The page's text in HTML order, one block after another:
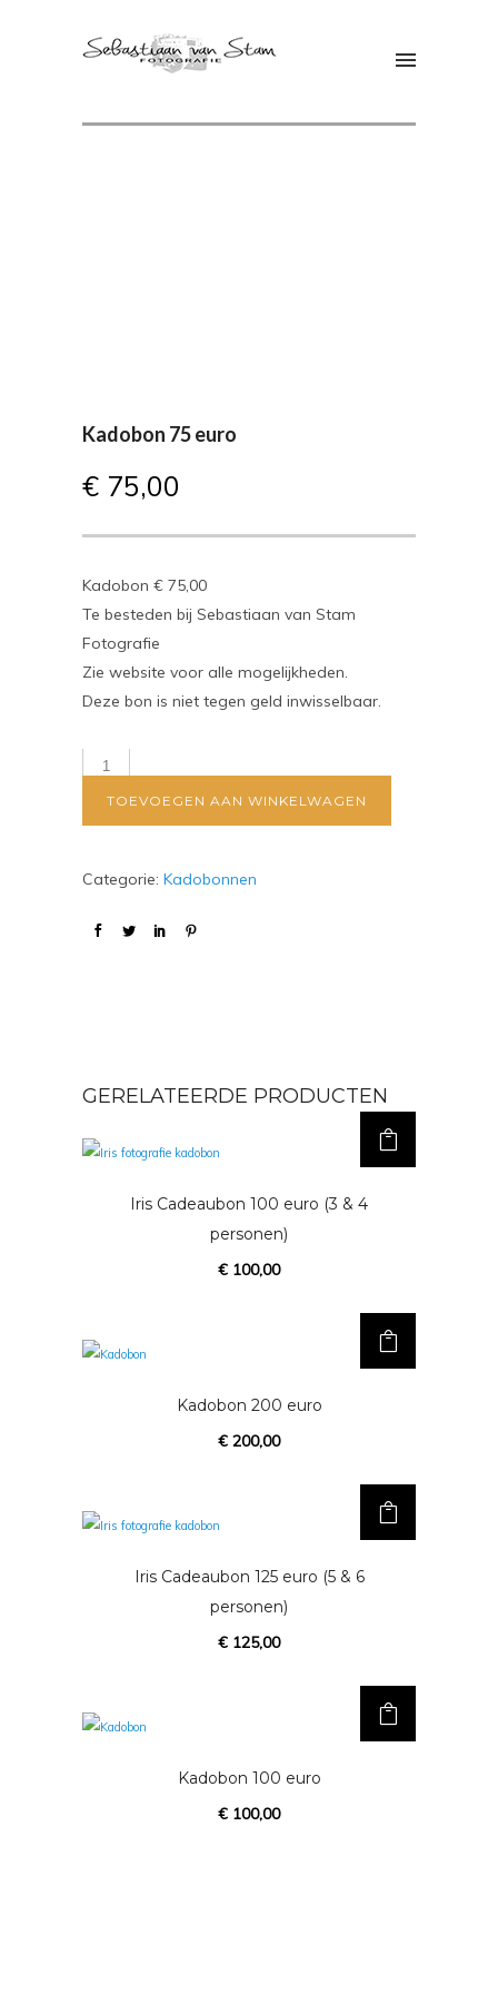
Kadobon 75 euro
€ 75,00
Kadobon € 75,00
Te besteden bij Sebastiaan van Stam
Fotografie
Zie website voor alle mogelijkheden.
Deze bon is niet tegen geld inwisselbaar.
TOEVOEGEN AAN WINKELWAGEN
Categorie: Kadobonnen
GERELATEERDE PRODUCTEN
Iris Cadeaubon 100 euro (3 & 4
personen)
€ 100,00
Kadobon 200 euro
€ 200,00
Iris Cadeaubon 125 euro (5 & 6
personen)
€ 125,00
Kadobon 100 euro
€ 100,00